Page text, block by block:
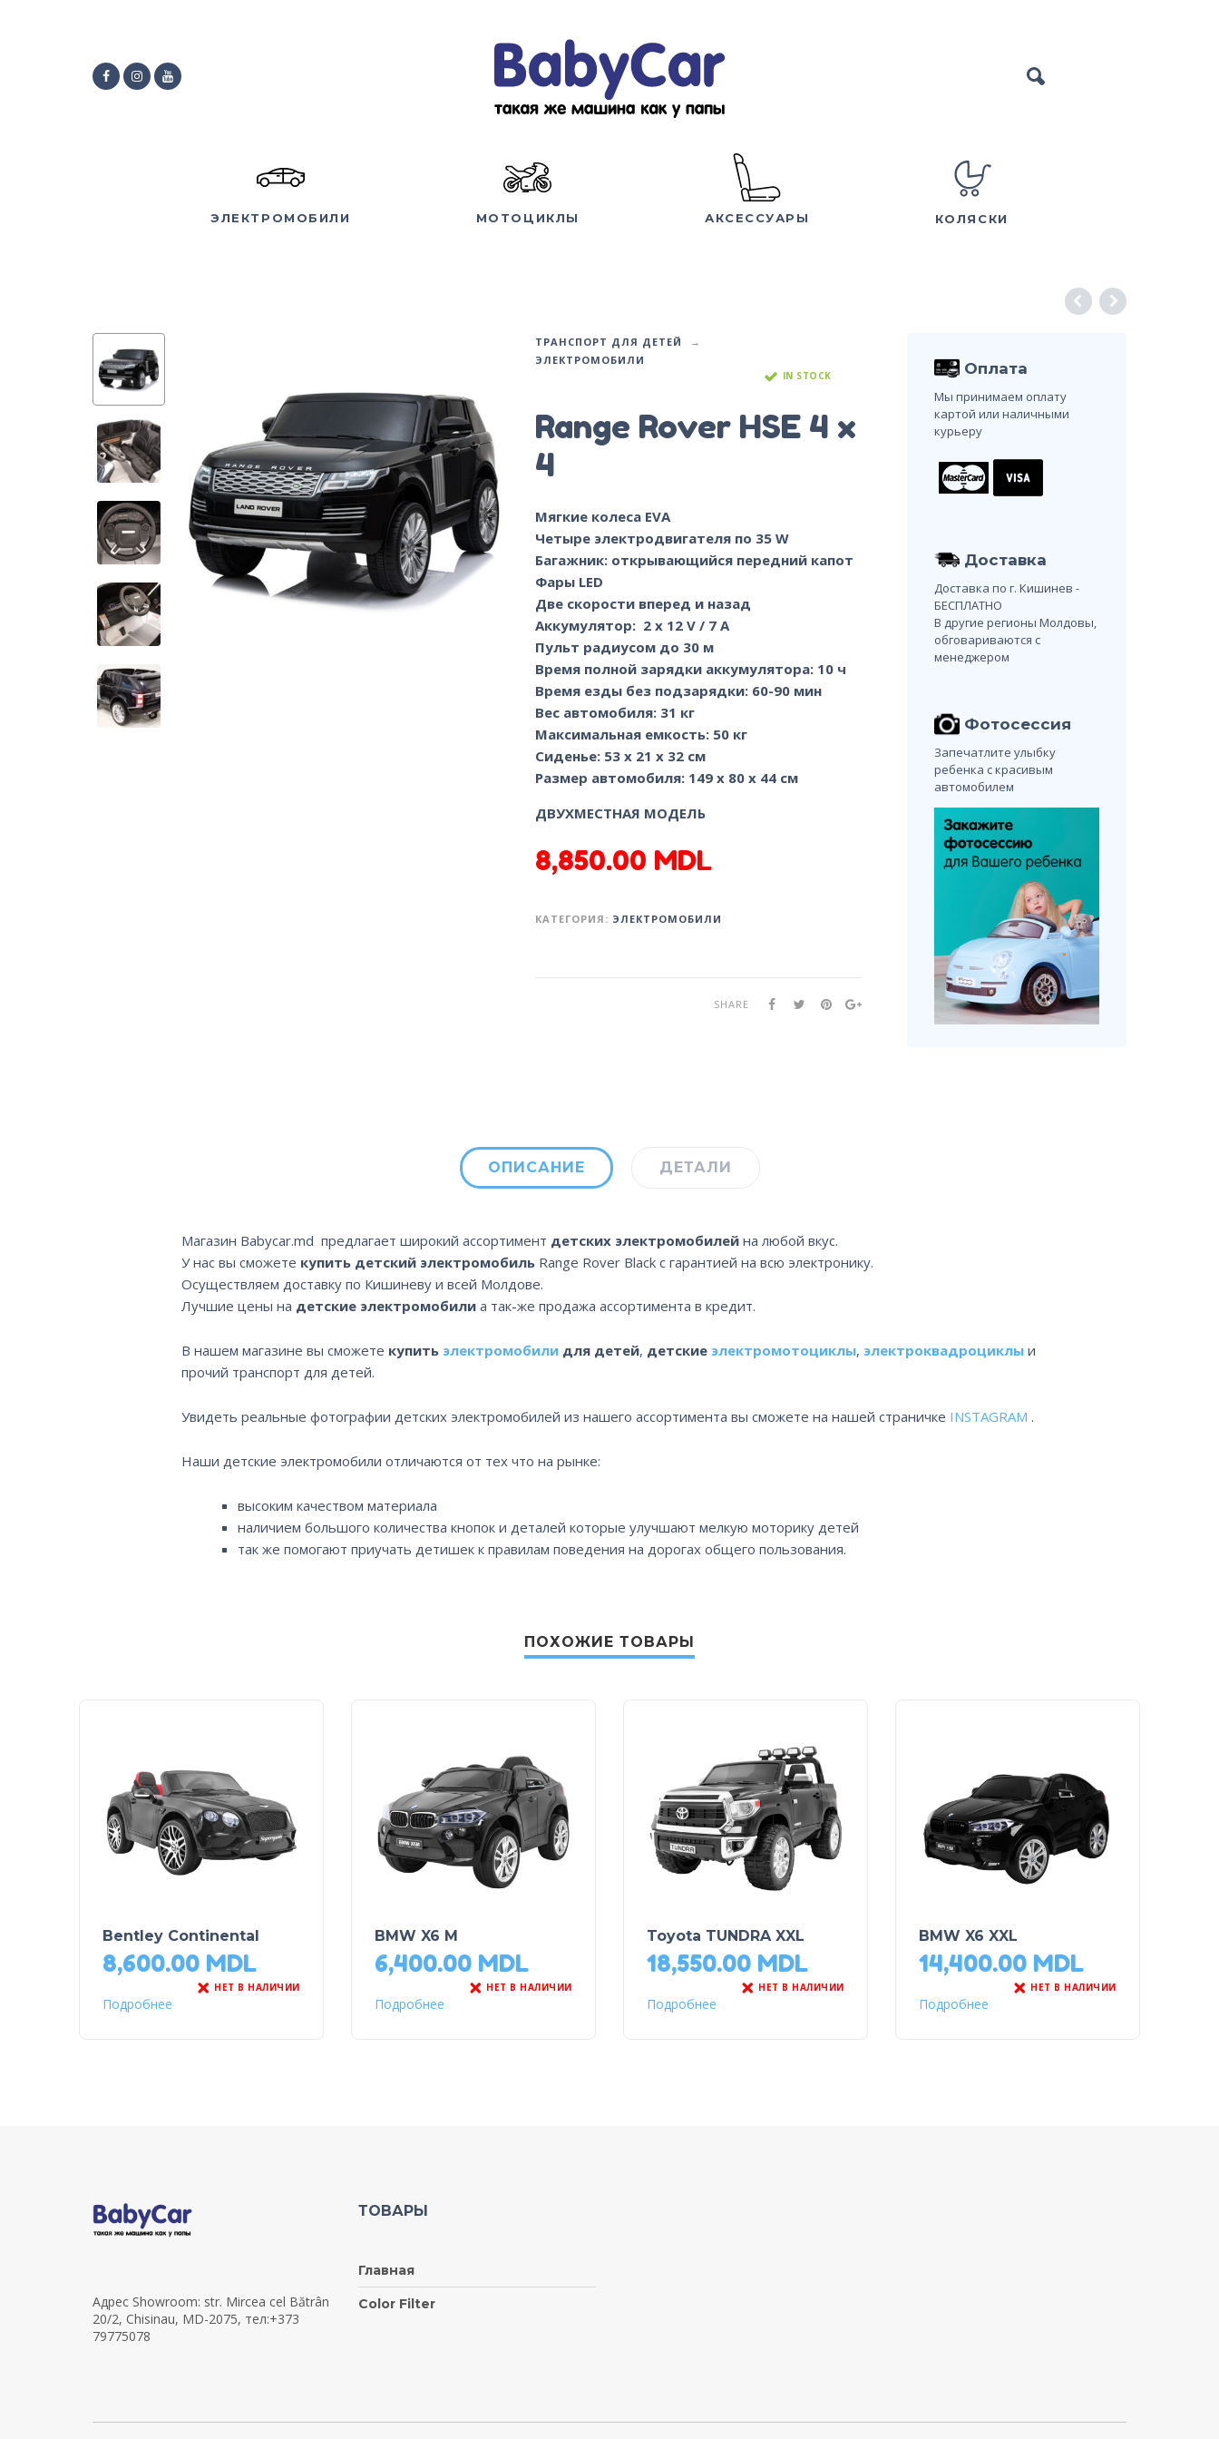
ЭЛЕКТРОМОБИЛИ МОТОЦИКЛЫ АКСЕССУАРЫ КОЛЯСКИ
ТРАНСПОРТ ДЛЯ ДЕТЕЙ
ЭЛЕКТРОМОБИЛИ
IN STOCK
Range Rover HSE 4 x
4
Мягкие колеса EVA
Четыре электродвигателя по 35 W
Багажник: открывающийся передний капот
Фары LED
Две скорости вперед и назад
Аккумулятор: 2 x 12 V / 7 A
Пульт радиусом до 30 м
Время полной зарядки аккумулятора: 10 ч
Время езды без подзарядки: 60-90 мин
Вес автомобиля: 31 кг
Максимальная емкость: 50 кг
Сиденье: 53 х 21 х 32 см
Размер автомобиля: 149 x 80 x 44 cм
ДВУХМЕСТНАЯ МОДЕЛЬ
8,850.00 MDL
КАТЕГОРИЯ: ЭЛЕКТРОМОБИЛИ
SHARE
Оплата
Мы принимаем оплату
картой или наличными
курьеру
Доставка
Доставка по г. Кишинев -
БЕСПЛАТНО
В другие регионы Молдовы,
обговариваются с
менеджером
Фотосессия
Запечатлите улыбку
ребенка с красивым
автомобилем
ОПИСАНИЕ ДЕТАЛИ
Магазин Babycar.md предлагает широкий ассортимент детских электромобилейна любой вкус.
У нас вы сможете купить детский электромобильRange Rover Black с гарантией на всю электронику.
Осуществляем доставку по Кишиневу и всей Молдове.
Лучшие цены на детские электромобилиа так-же продажа ассортимента в кредит.
В нашем магазине вы сможете купить электромобилидля детей, детские электромотоциклы, электроквадроциклы и
прочий транспорт для детей.
Увидеть реальные фотографии детских электромобилей из нашего ассортимента вы сможете на нашей страничке INSTAGRAM .
Наши детские электромобили отличаются от тех что на рынке:
высоким качеством материала
наличием большого количества кнопок и деталей которые улучшают мелкую моторику детей
так же помогают приучать детишек к правилам поведения на дорогах общего пользования.
ПОХОЖИЕ ТОВАРЫ
Bentley Continental
8,600.00 MDL
НЕТ В НАЛИЧИИ
Подробнее
BMW X6 M
6,400.00 MDL
НЕТ В НАЛИЧИИ
Подробнее
Toyota TUNDRA XXL
18,550.00 MDL
НЕТ В НАЛИЧИИ
Подробнее
BMW X6 XXL
14,400.00 MDL
НЕТ В НАЛИЧИИ
Подробнее
Адрес Showroom: str. Mircea cel Bătrân
20/2, Chisinau, MD-2075, тел:+373
79775078
ТОВАРЫ
Главная
Color Filter